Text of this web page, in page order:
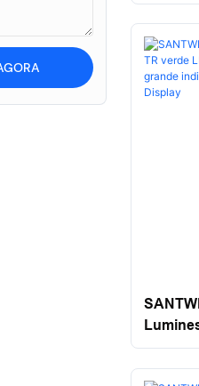
LED 4
Digital